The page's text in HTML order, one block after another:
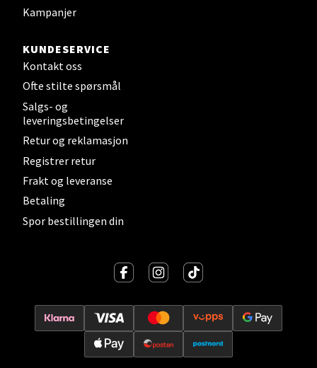
Kampanjer
KUNDESERVICE
Kontakt oss
Ofte stilte spørsmål
Salgs- og
leveringsbetingelser
Retur og reklamasjon
Registrer retur
Frakt og leveranse
Betaling
Spor bestillingen din
Levanger - Magneten
Moafjæra 14, 7606 Levanger
Åpent i dag 10-18
0 i butikk
Mandal - Alti Mandal
Skarvøyveien 55, 4517 Mandal